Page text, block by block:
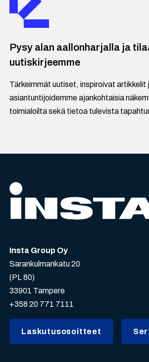
Pysy alan aallonharjalla ja
uutiskirjeemme
Tärkeimmät uutiset, inspiroivat artikkelit
asiantuntijoidemme ajankohtaisia
toimialoilta sekä tietoa tulevista
Insta Group Oy
Sarankulmankatu 20
(PL 80)
33901 Tampere
+358 20 771 7111
Laskutusosoitteet